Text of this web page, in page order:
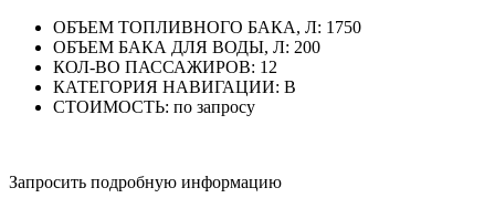
ОБЪЕМ ТОПЛИВНОГО БАКА, Л: 1750
ОБЪЕМ БАКА ДЛЯ ВОДЫ, Л: 200
КОЛ-ВО ПАССАЖИРОВ: 12
КАТЕГОРИЯ НАВИГАЦИИ: В
СТОИМОСТЬ: по запросу
Запросить подробную информацию